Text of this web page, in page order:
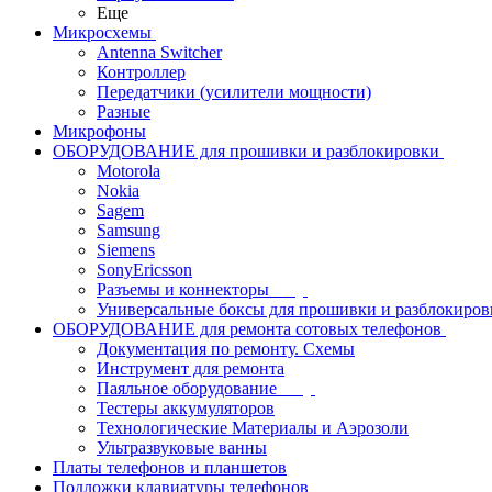
Еще
Микросхемы
Antenna Switcher
Контроллер
Передатчики (усилители мощности)
Разные
Микрофоны
ОБОРУДОВАНИЕ для прошивки и разблокировки
Motorola
Nokia
Sagem
Samsung
Siemens
SonyEricsson
Разъемы и коннекторы
Универсальные боксы для прошивки и
ОБОРУДОВАНИЕ для ремонта сотовых телефонов
Документация по ремонту. Схемы
Инструмент для ремонта
Паяльное оборудование
Тестеры аккумуляторов
Технологические Материалы и Аэрозоли
Ультразвуковые ванны
Платы телефонов и планшетов
Подложки клавиатуры телефонов